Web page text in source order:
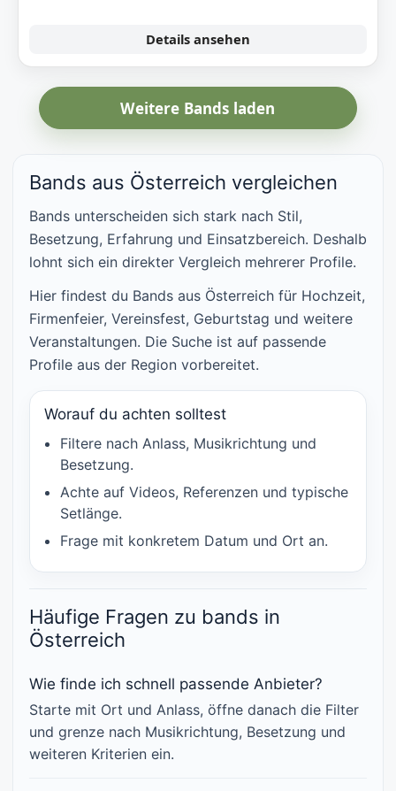
Details ansehen
Weitere Bands laden
Bands aus Österreich vergleichen
Bands unterscheiden sich stark nach Stil,
Besetzung, Erfahrung und Einsatzbereich. Deshalb
lohnt sich ein direkter Vergleich mehrerer Profile.
Hier findest du Bands aus Österreich für Hochzeit,
Firmenfeier, Vereinsfest, Geburtstag und weitere
Veranstaltungen. Die Suche ist auf passende
Profile aus der Region vorbereitet.
Worauf du achten solltest
Filtere nach Anlass, Musikrichtung und
Besetzung.
Achte auf Videos, Referenzen und typische
Setlänge.
Frage mit konkretem Datum und Ort an.
Häufige Fragen zu bands in
Österreich
Wie finde ich schnell passende Anbieter?
Starte mit Ort und Anlass, öffne danach die Filter
und grenze nach Musikrichtung, Besetzung und
weiteren Kriterien ein.